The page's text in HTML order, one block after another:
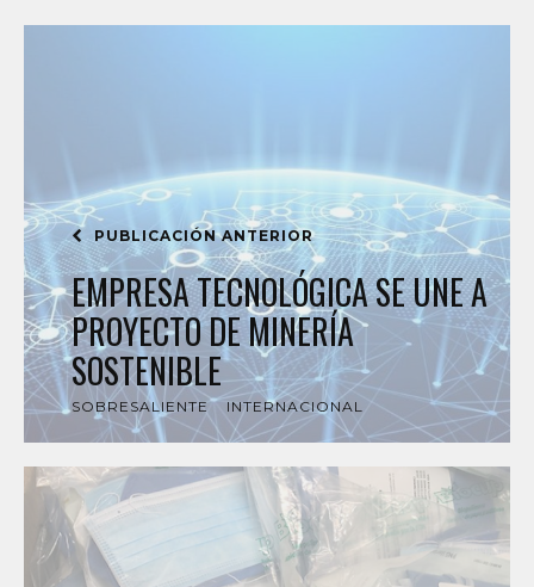
PUBLICACIÓN ANTERIOR
EMPRESA TECNOLÓGICA SE UNE A
PROYECTO DE MINERÍA
SOSTENIBLE
SOBRESALIENTE INTERNACIONAL